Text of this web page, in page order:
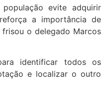
evite adquirir
a importância de
frisou o delegado Marcos
identificar todos os
e localizar o outro